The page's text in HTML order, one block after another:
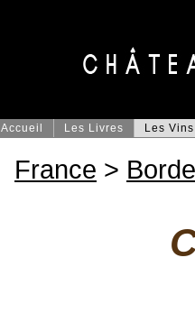
Accueil Les Livres Les Vins
France >